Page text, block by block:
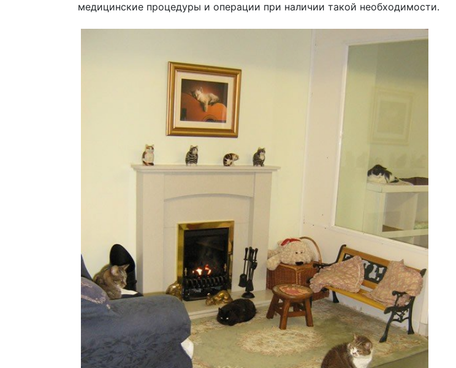
медицинские процедуры и операции при наличии такой необходимости.